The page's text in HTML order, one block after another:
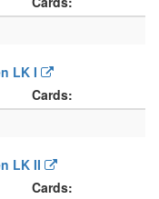
LK I
Cards:
LK II
Cards: